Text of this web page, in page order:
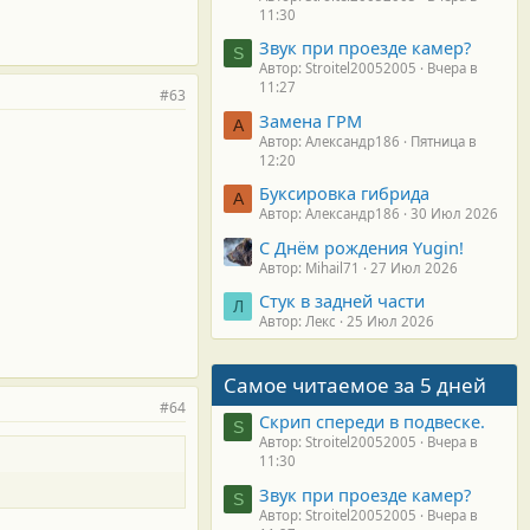
#63
#64
11:30
S Звук при проезде камер?
Автор: Stroitel20052005
Вчера в
11:27
А Замена ГРМ
Автор: Александр186
Пятница в
12:20
А Буксировка гибрида
Автор: Александр186 30 Июл 2026
С Днём рождения Yugin!
Автор: Mihail71 27 Июл 2026
Л Стук в задней части
Автор: Лекс 25 Июл 2026
Самое читаемое за 5 дней
S Скрип спереди в подвеске.
Автор: Stroitel20052005
Вчера в
11:30
S Звук при проезде камер?
Автор: Stroitel20052005
Вчера в